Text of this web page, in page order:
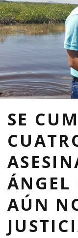
SE
ÁNGEL
AÚN